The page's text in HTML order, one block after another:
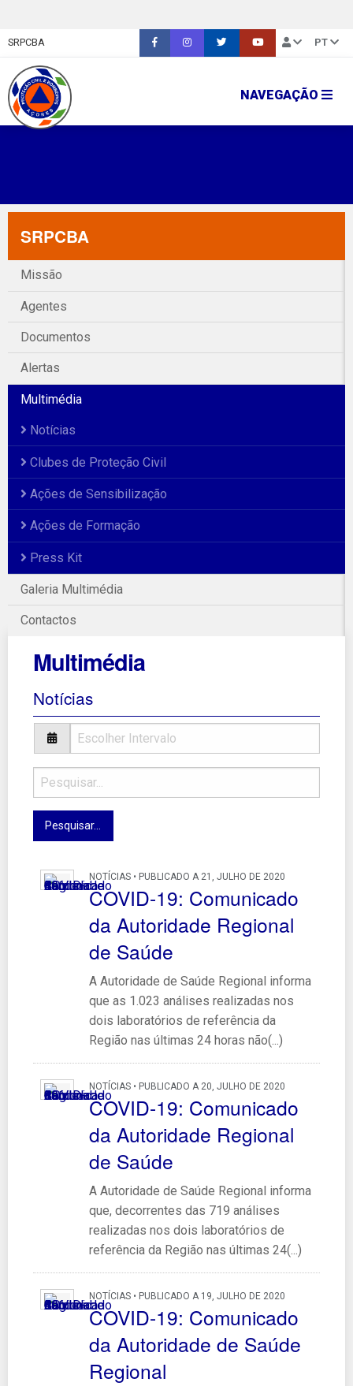
SRPCBA PT
NAVEGAÇÃO
SRPCBA
Missão
Agentes
Documentos
Alertas
Multimédia
Notícias
Clubes de Proteção Civil
Ações de Sensibilização
Ações de Formação
Press Kit
Galeria Multimédia
Contactos
Multimédia
Notícias
NOTÍCIAS • PUBLICADO A 21, JULHO DE 2020
COVID-19: Comunicado
da Autoridade Regional
de Saúde
A Autoridade de Saúde Regional informa
que as 1.023 análises realizadas nos
dois laboratórios de referência da
Região nas últimas 24 horas não(...)
NOTÍCIAS • PUBLICADO A 20, JULHO DE 2020
COVID-19: Comunicado
da Autoridade Regional
de Saúde
A Autoridade de Saúde Regional informa
que, decorrentes das 719 análises
realizadas nos dois laboratórios de
referência da Região nas últimas 24(...)
NOTÍCIAS • PUBLICADO A 19, JULHO DE 2020
COVID-19: Comunicado
da Autoridade de Saúde
Regional